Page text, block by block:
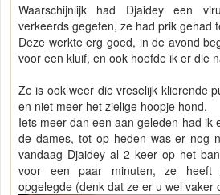
Waarschijnlijk had Djaidey een
verkeerds gegeten, ze had prik gehad
Deze werkte erg goed, in de avond
voor een kluif, en ook hoefde ik er die
Ze is ook weer die vreselijk klierende
en niet meer het zielige hoopje hond.
Iets meer dan een aan geleden had ik
de dames, tot op heden was er nog
vandaag Djaidey al 2 keer op het
voor een paar minuten, ze
opgelegde (denk dat ze er u wel vaker